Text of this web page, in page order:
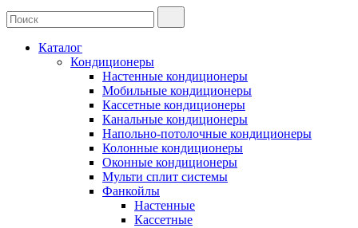
Каталог
Кондиционеры
Настенные кондиционеры
Мобильные кондиционеры
Кассетные кондиционеры
Канальные кондиционеры
Напольно-потолочные кондиционеры
Колонные кондиционеры
Оконные кондиционеры
Мульти сплит системы
Фанкойлы
Настенные
Кассетные